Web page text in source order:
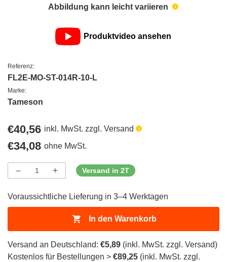
Abbildung kann leicht variieren
Produktvideo ansehen
Referenz:
FL2E-MO-ST-014R-10-L
Marke:
Tameson
Regulärer
Preis
€40,56 inkl. MwSt. zzgl. Versand
Regulärer
Preis
€34,08 ohne MwSt.
Menge
Menge
verringern
ProductDrop
Menge
erhöhen
ProductDrop
Versand in 2T
Voraussichtliche Lieferung in 3–4 Werktagen
In den Warenkorb
Versand an Deutschland: €5,89 (inkl. MwSt. zzgl. Versand)
Kostenlos für Bestellungen > €89,25 (inkl. MwSt. zzgl.